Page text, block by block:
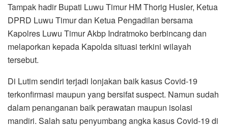
Tampak hadir Bupati Luwu Timur HM Thorig Husler, Ketua
DPRD Luwu Timur dan Ketua Pengadilan bersama
Kapolres Luwu Timur Akbp Indratmoko berbincang dan
melaporkan kepada Kapolda situasi terkini wilayah
tersebut.
Di Lutim sendiri terjadi lonjakan baik kasus Covid-19
terkonfirmasi maupun yang bersifat suspect. Namun sudah
dalam penanganan baik perawatan maupun isolasi
mandiri. Salah satu penyumbang angka kasus Covid-19 di